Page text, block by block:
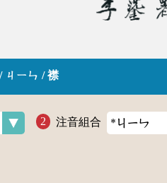
ㄐㄧㄣ / 襟
注音組合